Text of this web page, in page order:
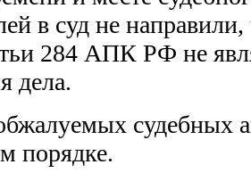
в суд не
284 АПК РФ не
дела.
судебных
порядке.